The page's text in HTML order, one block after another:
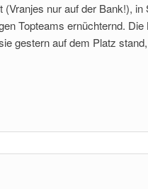
nur auf der Bank!), in
Topteams ernüchternd.
gestern auf dem Platz